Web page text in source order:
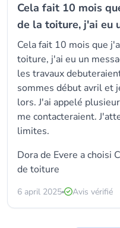
Cela fait 10 mois
de la toiture, j'ai eu
Cela fait 10 mois que
toiture, j'ai eu un
les travaux
sommes début avril et
lors. J'ai appelé
me contacteraient.
limites.
Dora de Evere a choisi
de toiture
6 april 2025 Avis vérifié